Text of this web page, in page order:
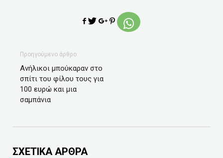
Προηγούμενο άρθρο
Ανήλικοι μπούκαραν στο
σπίτι του φίλου τους για
100 ευρώ και μια
σαμπάνια
ΣΧΕΤΙΚΑ ΑΡΘΡΑ